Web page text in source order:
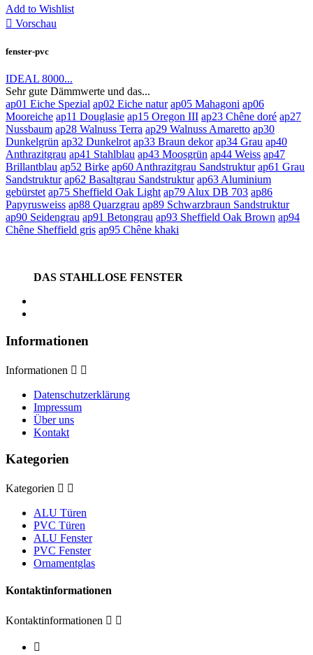
Add to Wishlist
 Vorschau
fenster-pvc
IDEAL 8000...
Sehr gute Dämmwerte und das...
ap01 Eiche Spezial ap02 Eiche natur ap05 Mahagoni ap06
Mooreiche ap11 Douglasie ap15 Oregon III ap23 Chêne doré ap27
Nussbaum ap28 Walnuss Terra ap29 Walnuss Amaretto ap30
Dunkelgrün ap32 Dunkelrot ap33 Braun dekor ap34 Grau ap40
Anthrazitgrau ap41 Stahlblau ap43 Moosgrün ap44 Weiss ap47
Brillantblau ap52 Birke ap60 Anthrazitgrau Sandstruktur ap61 Grau
Sandstruktur ap62 Basaltgrau Sandstruktur ap63 Aluminium
gebürstet ap75 Sheffield Oak Light ap79 Alux DB 703 ap86
Papyrusweiss ap88 Quarzgrau ap89 Schwarzbraun Sandstruktur
ap90 Seidengrau ap91 Betongrau ap93 Sheffield Oak Brown ap94
Chêne Sheffield gris ap95 Chêne khaki
DAS STAHLLOSE FENSTER
Informationen
Informationen  
Datenschutzerklärung
Impressum
Über uns
Kontakt
Kategorien
Kategorien  
ALU Türen
PVC Türen
ALU Fenster
PVC Fenster
Ornamentglas
Kontaktinformationen
Kontaktinformationen  
